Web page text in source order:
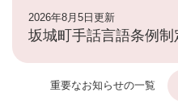
2026年8月5日更新
坂城町手話言語条例
重要なお知らせの一覧